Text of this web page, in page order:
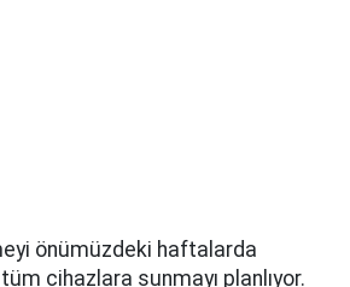
önümüzdeki haftalarda
cihazlara sunmayı planlıyor.